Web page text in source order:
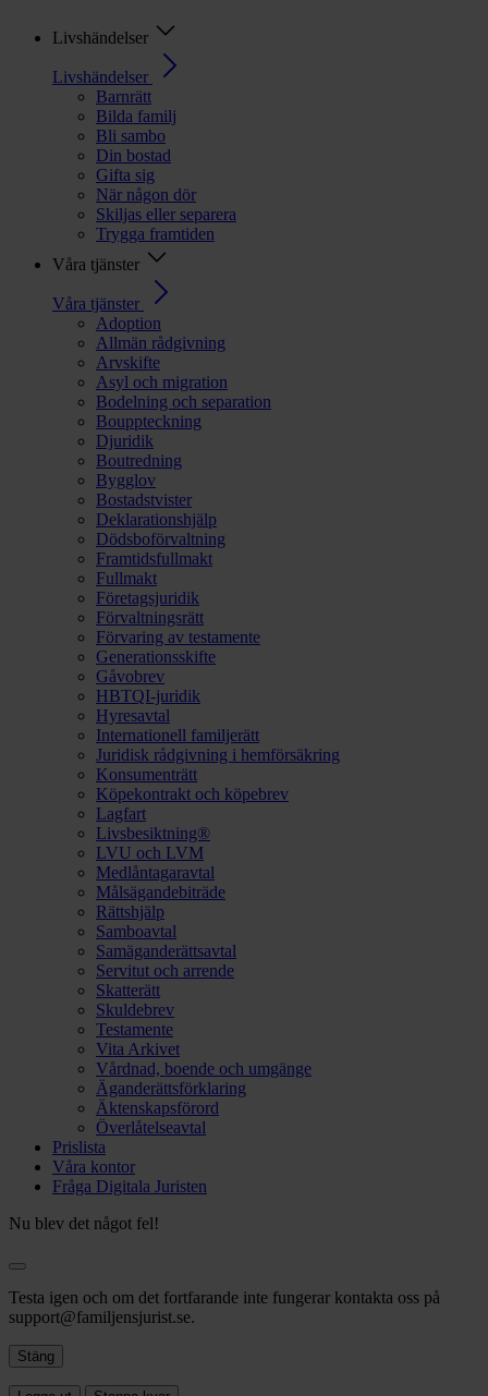
Livshändelser
Livshändelser
Barnrätt
Bilda familj
Bli sambo
Din bostad
Gifta sig
När någon dör
Skiljas eller separera
Trygga framtiden
Våra tjänster
Våra tjänster
Adoption
Allmän rådgivning
Arvskifte
Asyl och migration
Bodelning och separation
Bouppteckning
Djuridik
Boutredning
Bygglov
Bostadstvister
Deklarationshjälp
Dödsboförvaltning
Framtidsfullmakt
Fullmakt
Företagsjuridik
Förvaltningsrätt
Förvaring av testamente
Generationsskifte
Gåvobrev
HBTQI-juridik
Hyresavtal
Internationell familjerätt
Juridisk rådgivning i hemförsäkring
Konsumenträtt
Köpekontrakt och köpebrev
Lagfart
Livsbesiktning®
LVU och LVM
Medlåntagaravtal
Målsägandebiträde
Rättshjälp
Samboavtal
Samäganderättsavtal
Servitut och arrende
Skatterätt
Skuldebrev
Testamente
Vita Arkivet
Vårdnad, boende och umgänge
Äganderättsförklaring
Äktenskapsförord
Överlåtelseavtal
Prislista
Våra kontor
Fråga Digitala Juristen
Nu blev det något fel!
Testa igen och om det fortfarande inte fungerar kontakta oss på
support@familjensjurist.se.
Stäng